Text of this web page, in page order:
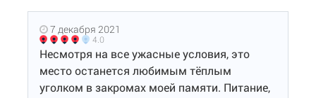
7 декабря 2021
4.0
Несмотря на все ужасные условия, это
место останется любимым тёплым
уголком в закромах моей памяти. Питание,